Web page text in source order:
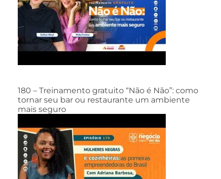
180 – Treinamento gratuito “Não é Não”: como
tornar seu bar ou restaurante um ambiente
mais seguro